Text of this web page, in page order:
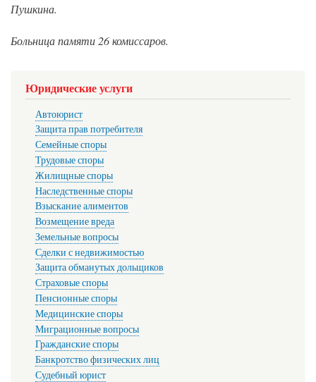
Пушкина.
Больница памяти 26 комиссаров.
Юридические услуги
Автоюрист
Защита прав потребителя
Семейные споры
Трудовые споры
Жилищные споры
Наследственные споры
Взыскание алиментов
Возмещение вреда
Земельные вопросы
Сделки с недвижимостью
Защита обманутых дольщиков
Страховые споры
Пенсионные споры
Медицинские споры
Миграционные вопросы
Гражданские споры
Банкротство физических лиц
Судебный юрист